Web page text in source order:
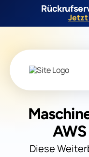
Jetzt
Diese